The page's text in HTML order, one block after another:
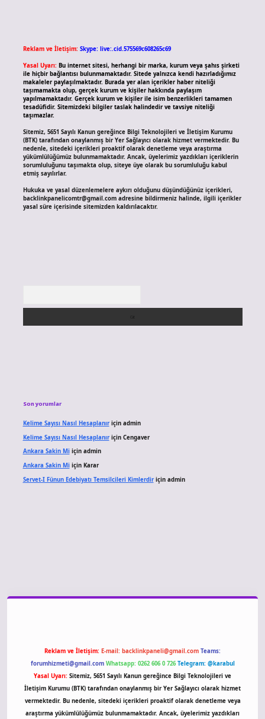
Reklam ve İletişim: Skype: live:.cid.575569c608265c69
Yasal Uyarı: Bu internet sitesi, herhangi bir marka, kurum veya şahıs şirketi
ile hiçbir bağlantısı bulunmamaktadır. Sitede yalnızca kendi hazırladığımız
makaleler paylaşılmaktadır. Burada yer alan içerikler haber niteliği
taşımamakta olup, gerçek kurum ve kişiler hakkında paylaşım
yapılmamaktadır. Gerçek kurum ve kişiler ile isim benzerlikleri tamamen
tesadüfidir. Sitemizdeki bilgiler taslak halindedir ve tavsiye niteliği
taşımazlar.
Sitemiz, 5651 Sayılı Kanun gereğince Bilgi Teknolojileri ve İletişim Kurumu
(BTK) tarafından onaylanmış bir Yer Sağlayıcı olarak hizmet vermektedir. Bu
nedenle, sitedeki içerikleri proaktif olarak denetleme veya araştırma
yükümlülüğümüz bulunmamaktadır. Ancak, üyelerimiz yazdıkları içeriklerin
sorumluluğunu taşımakta olup, siteye üye olarak bu sorumluluğu kabul
etmiş sayılırlar.
Hukuka ve yasal düzenlemelere aykırı olduğunu düşündüğünüz içerikleri,
backlinkpanelicomtr@gmail.comadresine bildirmeniz halinde, ilgili içerikler
yasal süre içerisinde sitemizden kaldırılacaktır.
Son yorumlar
Kelime Sayısı Nasıl Hesaplanıriçin admin
Kelime Sayısı Nasıl Hesaplanıriçin Cengaver
Ankara Sakin Miiçin admin
Ankara Sakin Miiçin Karar
Servet-I Fünun Edebiyatı Temsilcileri Kimlerdiriçin admin
Reklam ve İletişim: E-mail: backlinkpaneli@gmail.com Teams:
forumhizmeti@gmail.com Whatsapp: 0262 606 0 726 Telegram: @karabul
Yasal Uyarı: Sitemiz, 5651 Sayılı Kanun gereğince Bilgi Teknolojileri ve
İletişim Kurumu (BTK) tarafından onaylanmış bir Yer Sağlayıcı olarak hizmet
vermektedir. Bu nedenle, sitedeki içerikleri proaktif olarak denetleme veya
araştırma yükümlülüğümüz bulunmamaktadır. Ancak, üyelerimiz yazdıkları